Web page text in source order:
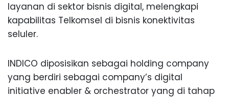
layanan di sektor bisnis digital, melengkapi
kapabilitas Telkomsel di bisnis konektivitas
seluler.
INDICO diposisikan sebagai holding company
yang berdiri sebagai company’s digital
initiative enabler & orchestrator yang di tahap